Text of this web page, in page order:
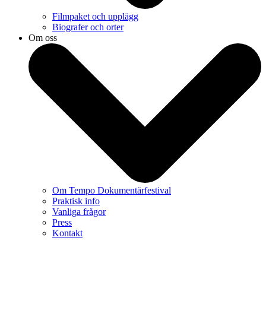
Filmpaket och upplägg
Biografer och orter
Om oss
Om Tempo Dokumentärfestival
Praktisk info
Vanliga frågor
Press
Kontakt